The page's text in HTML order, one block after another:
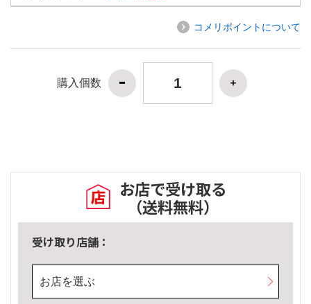
コメリポイントについて
購入個数
お店で受け取る
（送料無料）
受け取り店舗：
お店を選ぶ